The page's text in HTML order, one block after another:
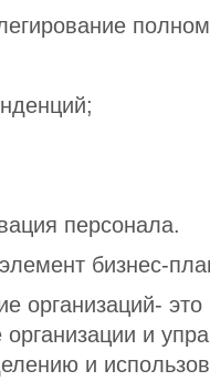
персонала.
бизнес-
организаций-
и
и